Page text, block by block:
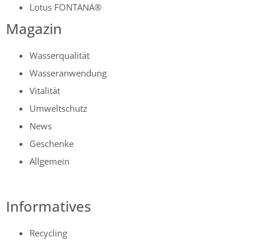
Lotus FONTANA®
Magazin
Wasserqualität
Wasseranwendung
Vitalität
Umweltschutz
News
Geschenke
Allgemein
Informatives
Recycling